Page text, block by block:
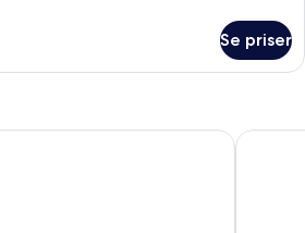
Se priser